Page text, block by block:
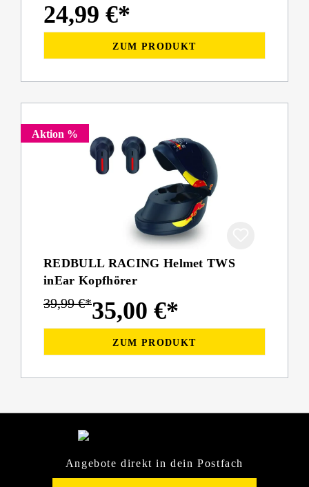
24,99 €*
ZUM PRODUKT
Aktion %
REDBULL RACING Helmet TWS
inEar Kopfhörer
35,00 €*
39,99 €*
ZUM PRODUKT
Angebote direkt in dein Postfach